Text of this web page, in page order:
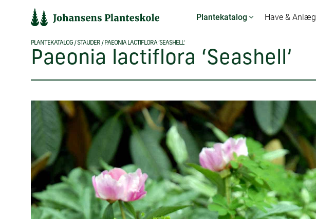
Plantekatalog Have & Anlæg
PLANTEKATALOG/STAUDER / PAEONIA LACTIFLORA ‘SEASHELL’
Paeonia lactiflora ‘Seashell’